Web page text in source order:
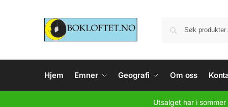
Hjem Emner Geografi Om oss
Utsalget har i